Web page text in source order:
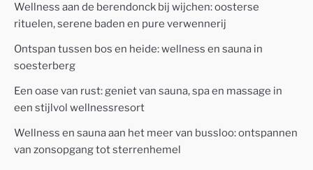
Wellness aan de berendonck bij wijchen: oosterse
rituelen, serene baden en pure verwennerij
Ontspan tussen bos en heide: wellness en sauna in
soesterberg
Een oase van rust: geniet van sauna, spa en massage in
een stijlvol wellnessresort
Wellness en sauna aan het meer van bussloo: ontspannen
van zonsopgang tot sterrenhemel